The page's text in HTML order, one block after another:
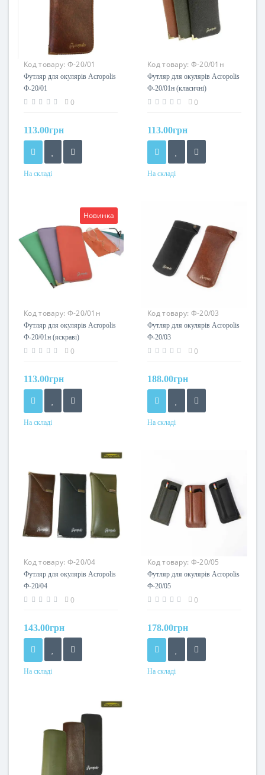
Код товару: Ф-20/01
Футляр для окулярів Acropolis
Ф-20/01
0
113.00грн
На складі
Код товару: Ф-20/01н
(класичні)
Футляр для окулярів Acropolis
Ф-20/01н (класичні)
0
113.00грн
На складі
Новинка
Код товару: Ф-20/01н
(яскраві)
Футляр для окулярів Acropolis
Ф-20/01н (яскраві)
0
113.00грн
На складі
Код товару: Ф-20/03
Футляр для окулярів Acropolis
Ф-20/03
0
188.00грн
На складі
Код товару: Ф-20/04
Футляр для окулярів Acropolis
Ф-20/04
0
143.00грн
На складі
Код товару: Ф-20/05
Футляр для окулярів Acropolis
Ф-20/05
0
178.00грн
На складі